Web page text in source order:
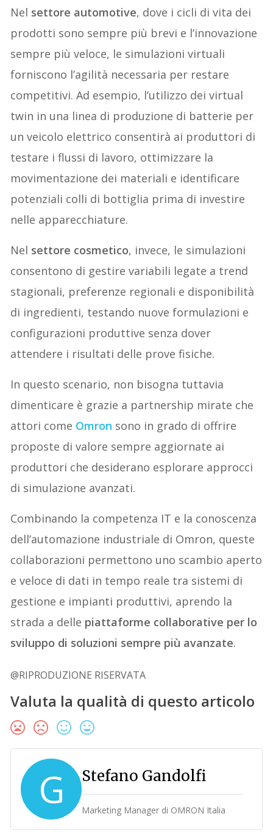
Nel settore automotive, dove i cicli di vita dei
prodotti sono sempre più brevi e l’innovazione
sempre più veloce, le simulazioni virtuali
forniscono l’agilità necessaria per restare
competitivi. Ad esempio, l’utilizzo dei virtual
twin in una linea di produzione di batterie per
un veicolo elettrico consentirà ai produttori di
testare i flussi di lavoro, ottimizzare la
movimentazione dei materiali e identificare
potenziali colli di bottiglia prima di investire
nelle apparecchiature.
Nel settore cosmetico, invece, le simulazioni
consentono di gestire variabili legate a trend
stagionali, preferenze regionali e disponibilità
di ingredienti, testando nuove formulazioni e
configurazioni produttive senza dover
attendere i risultati delle prove fisiche.
In questo scenario, non bisogna tuttavia
dimenticare è grazie a partnership mirate che
attori come Omron sono in grado di offrire
proposte di valore sempre aggiornate ai
produttori che desiderano esplorare approcci
di simulazione avanzati.
Combinando la competenza IT e la conoscenza
dell’automazione industriale di Omron, queste
collaborazioni permettono uno scambio aperto
e veloce di dati in tempo reale tra sistemi di
gestione e impianti produttivi, aprendo la
strada a delle piattaforme collaborative per lo
sviluppo di soluzioni sempre più avanzate.
@RIPRODUZIONE RISERVATA
Valuta la qualità di questo articolo
G Stefano Gandolfi
Marketing Manager di OMRON Italia